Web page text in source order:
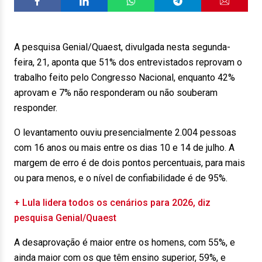
A pesquisa Genial/Quaest, divulgada nesta segunda-
feira, 21, aponta que 51% dos entrevistados reprovam o
trabalho feito pelo Congresso Nacional, enquanto 42%
aprovam e 7% não responderam ou não souberam
responder.
O levantamento ouviu presencialmente 2.004 pessoas
com 16 anos ou mais entre os dias 10 e 14 de julho. A
margem de erro é de dois pontos percentuais, para mais
ou para menos, e o nível de confiabilidade é de 95%.
+ Lula lidera todos os cenários para 2026, diz
pesquisa Genial/Quaest
A desaprovação é maior entre os homens, com 55%, e
ainda maior com os que têm ensino superior, 59%, e